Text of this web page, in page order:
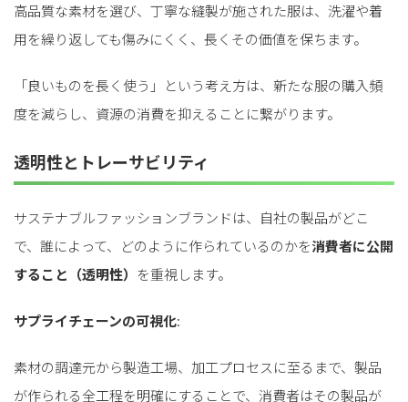
高品質な素材を選び、丁寧な縫製が施された服は、洗濯や着
用を繰り返しても傷みにくく、長くその価値を保ちます。
「良いものを長く使う」という考え方は、新たな服の購入頻
度を減らし、資源の消費を抑えることに繋がります。
透明性とトレーサビリティ
サステナブルファッションブランドは、自社の製品がどこ
で、誰によって、どのように作られているのかを消費者に公開
すること（透明性） を重視します。
サプライチェーンの可視化:
素材の調達元から製造工場、加工プロセスに至るまで、製品
が作られる全工程を明確にすることで、消費者はその製品が